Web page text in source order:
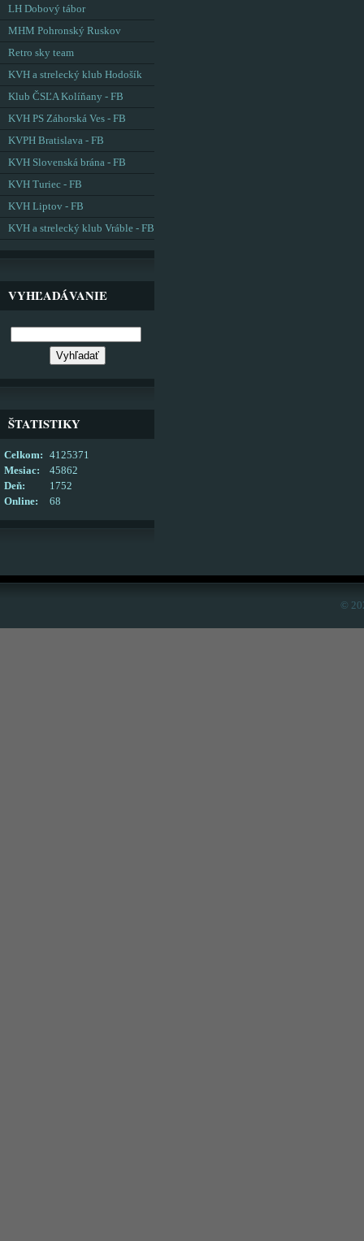
LH Dobový tábor
MHM Pohronský Ruskov
Retro sky team
KVH a strelecký klub Hodošík
Klub ČSĽA Kolíňany - FB
KVH PS Záhorská Ves - FB
KVPH Bratislava - FB
KVH Slovenská brána - FB
KVH Turiec - FB
KVH Liptov - FB
KVH a strelecký klub Vráble - FB
VYHĽADÁVANIE
ŠTATISTIKY
Online: 68
Celkom:
4125371
Mesiac:
45862
Deň:
1752
©